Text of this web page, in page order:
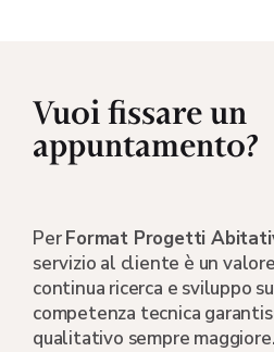
Vuoi fissare un
appuntamento?
PerFormat Progetti
servizio al cliente è un
continua ricerca e sviluppo
competenza tecnica
qualitativo sempre maggiore.